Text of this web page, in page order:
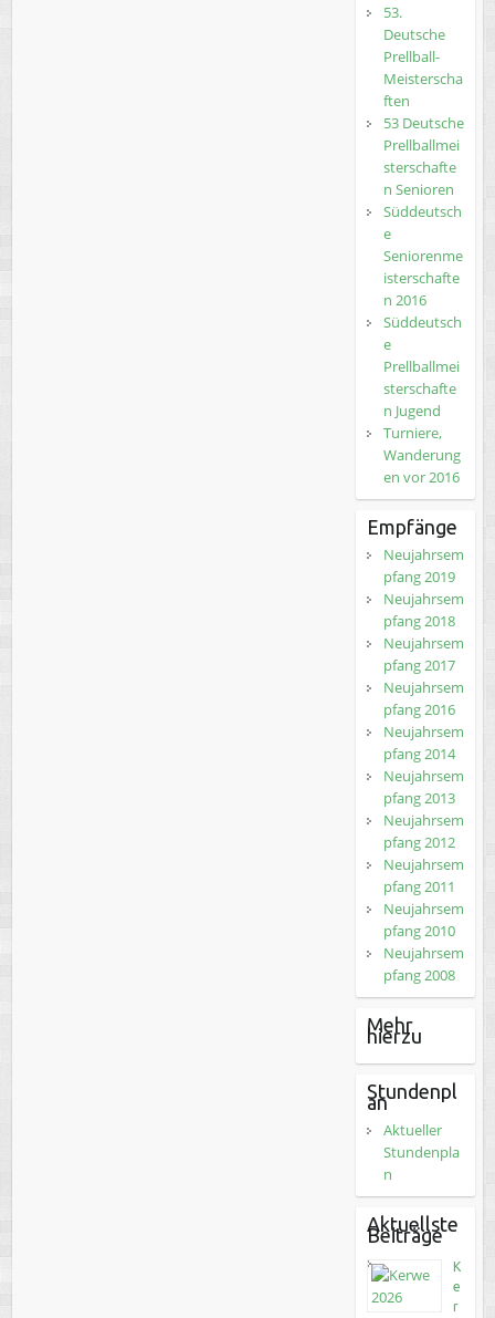
53.
Deutsche
Prellball-
Meisterscha
ften
53 Deutsche
Prellballmei
sterschafte
n Senioren
Süddeutsch
e
Seniorenme
isterschafte
n 2016
Süddeutsch
e
Prellballmei
sterschafte
n Jugend
Turniere,
Wanderung
en vor 2016
Empfänge
Neujahrsem
pfang 2019
Neujahrsem
pfang 2018
Neujahrsem
pfang 2017
Neujahrsem
pfang 2016
Neujahrsem
pfang 2014
Neujahrsem
pfang 2013
Neujahrsem
pfang 2012
Neujahrsem
pfang 2011
Neujahrsem
pfang 2010
Neujahrsem
pfang 2008
Mehr
hierzu
Stundenpl
an
Aktueller
Stundenpla
n
Aktuellste
Beiträge
K
e
r